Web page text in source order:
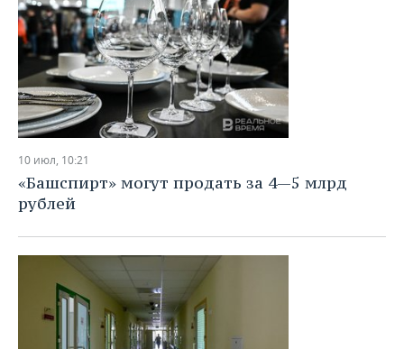
10 июл, 10:21
«Башспирт» могут продать за 4—5 млрд
рублей